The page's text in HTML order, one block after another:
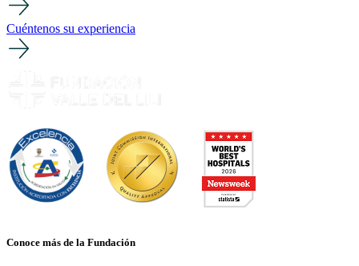
Cuéntenos su experiencia
Conoce más de la Fundación